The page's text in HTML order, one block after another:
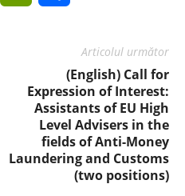
Articolul următor
(English) Call for
Expression of Interest:
Assistants of EU High
Level Advisers in the
fields of Anti-Money
Laundering and Customs
(two positions)